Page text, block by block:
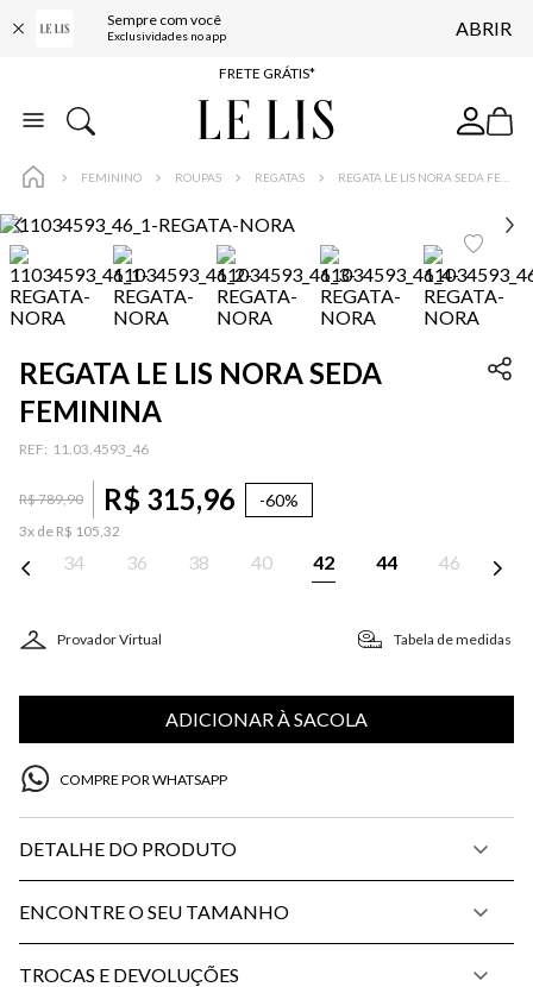
Sempre com você
Exclusividades no app ABRIR
ENTREGA EXPRESSA*
FRETE GRÁTIS*
BAIXE O APP
FEMININO ROUPAS REGATAS
REGATA LE LIS NORA SEDA
FEMININA
: 11.03.4593_46
R$789,90 R$ 315,96 -60%
3x de R$ 105,32
34 36 38 40 42 44 46
Provador Virtual Tabela de medidas
ADICIONAR À SACOLA
COMPRE POR WHATSAPP
DETALHE DO PRODUTO
ENCONTRE O SEU TAMANHO
TROCAS E DEVOLUÇÕES